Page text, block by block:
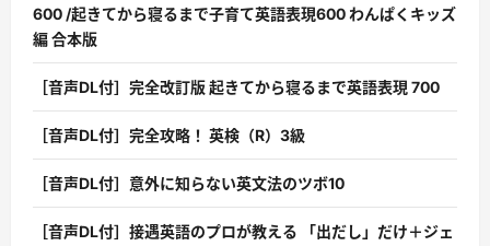
600 /起きてから寝るまで子育て英語表現600 わんぱくキッズ
編 合本版
［音声DL付］完全改訂版 起きてから寝るまで英語表現 700
［音声DL付］完全攻略！ 英検（R）3級
［音声DL付］意外に知らない英文法のツボ10
［音声DL付］接遇英語のプロが教える 「出だし」だけ＋ジェ